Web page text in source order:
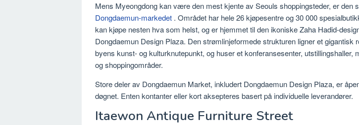
Mens Myeongdong kan være den mest kjente av Seouls shoppingsteder, er den
Dongdaemun-markedet . Området har hele 26 kjøpesentre og 30 000
kan kjøpe nesten hva som helst, og er hjemmet til den ikoniske Zaha Hadid-
Dongdaemun Design Plaza. Den strømlinjeformede strukturen ligner et gigantisk
byens kunst- og kulturknutepunkt, og huser et konferansesenter, utstillingshaller,
og shoppingområder.
Store deler av Dongdaemun Market, inkludert Dongdaemun Design Plaza, er
døgnet. Enten kontanter eller kort aksepteres basert på individuelle leverandører.
Itaewon Antique Furniture Street